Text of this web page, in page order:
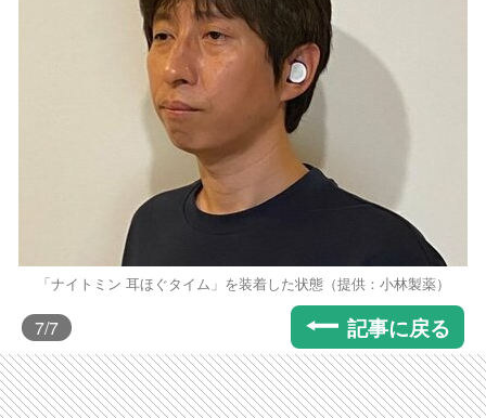
「ナイトミン 耳ほぐタイム」を装着した状態（提供：小林製薬）
7/7 記事に戻る